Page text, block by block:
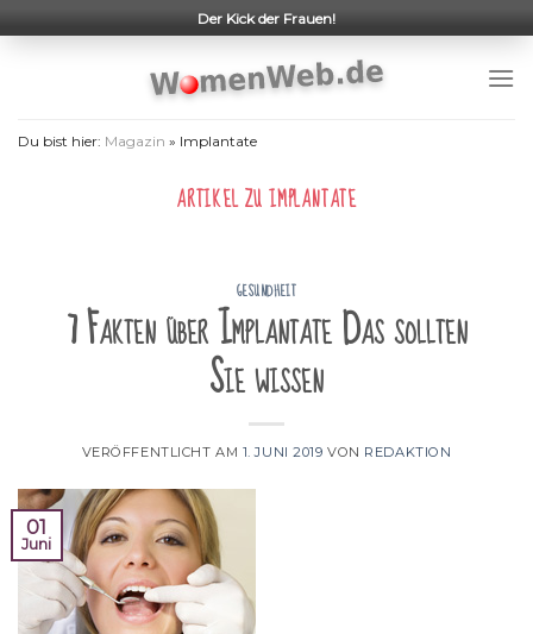
to
Der Kick der Frauen!
Du bist hier: Magazin » Implantate
ARTIKEL ZUIMPLANTATE
GESUNDHEIT
7 Fakten über Implantate Das sollten
Sie wissen
VERÖFFENTLICHT AM 1. JUNI 2019 VON REDAKTION
01
Juni